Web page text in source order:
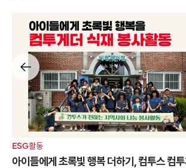
ESG활동
아이들에게 초록빛 행복 더하기, 컴투스 컴